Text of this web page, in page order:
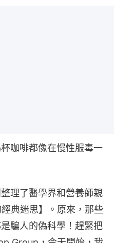
咖啡都像在慢性服毒一
理了醫學界和營養師親
典迷思】。原來，那些
騙人的偽科學！趕緊把